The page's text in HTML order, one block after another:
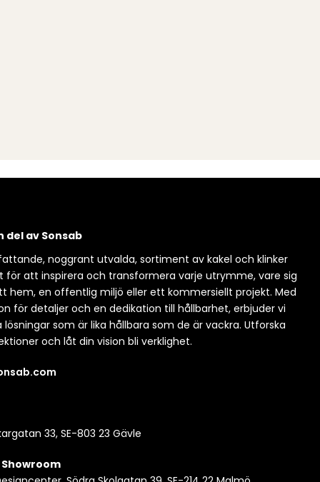
del av Sonsab
noggrant utvalda, sortiment av kakel och klinker
för att inspirera och transformera varje utrymme, vare sig
hem, en offentlig miljö eller ett kommersiellt projekt. Med
för detaljer och en dedikation till hållbarhet, erbjuder vi
lösningar som är lika hållbara som de är vackra. Utforska
och låt din vision bli verklighet.
33, SE-803 23 Gävle